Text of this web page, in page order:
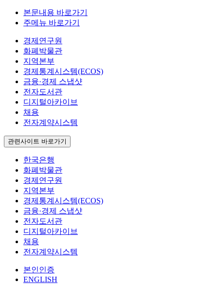
본문내용 바로가기
주메뉴 바로가기
경제연구원
화폐박물관
지역본부
경제통계시스템(ECOS)
금융·경제 스냅샷
전자도서관
디지털아카이브
채용
전자계약시스템
관련사이트 바로가기
한국은행
화폐박물관
경제연구원
지역본부
경제통계시스템(ECOS)
금융·경제 스냅샷
전자도서관
디지털아카이브
채용
전자계약시스템
본인인증
ENGLISH